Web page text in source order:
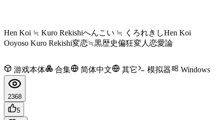
Hen Koi ≒ Kuro Rekishiへんこい ≒ くろれきしHen Koi
Ooyoso Kuro Rekishi変恋≒黒歴史偏狂変人恋愛論
游戏本体 合集 简体中文 其它 模拟器 Windows
2368
5